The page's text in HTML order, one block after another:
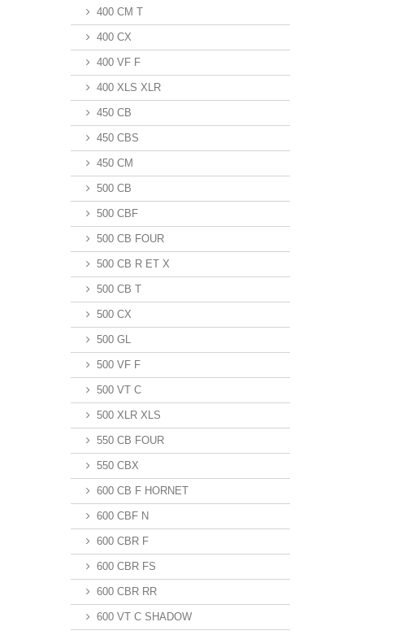
400 CM T
400 CX
400 VF F
400 XLS XLR
450 CB
450 CBS
450 CM
500 CB
500 CBF
500 CB FOUR
500 CB R ET X
500 CB T
500 CX
500 GL
500 VF F
500 VT C
500 XLR XLS
550 CB FOUR
550 CBX
600 CB F HORNET
600 CBF N
600 CBR F
600 CBR FS
600 CBR RR
600 VT C SHADOW